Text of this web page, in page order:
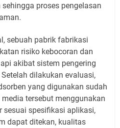
proses pengelasan
sebuah pabrik fabrikasi
risiko kebocoran dan
akibat sistem pengering
dilakukan evaluasi,
yang digunakan sudah
tersebut menggunakan
sesuai spesifikasi aplikasi,
dapat ditekan, kualitas